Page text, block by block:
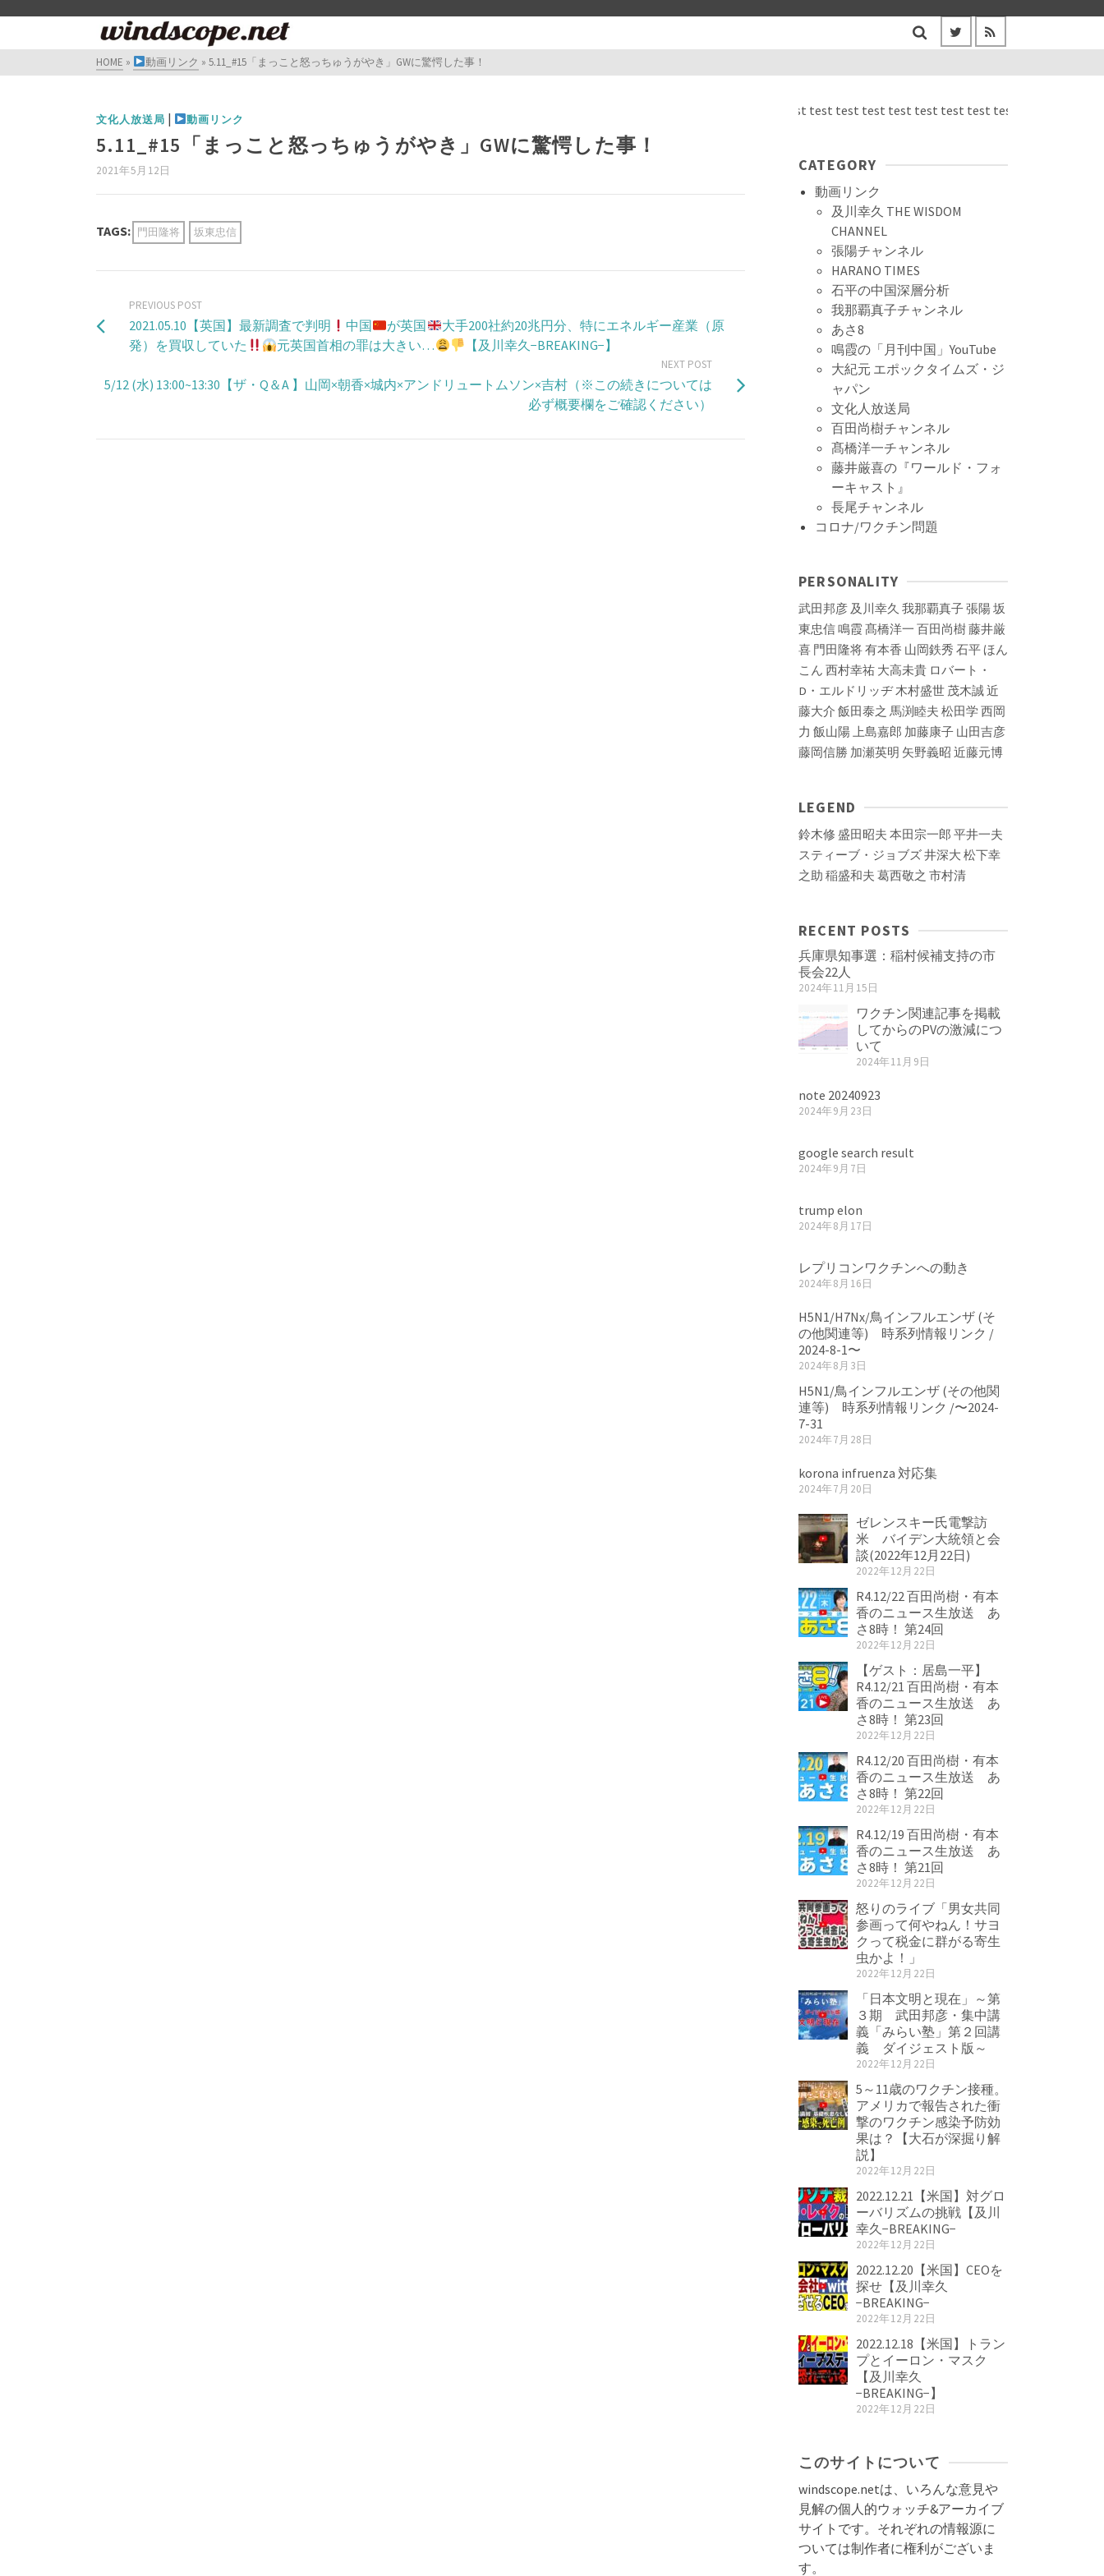
HOME » 動画リンク » 5.11_#15「まっこと怒っちゅうがやき」GWに驚愕した事！
文化人放送局 | 動画リンク
5.11_#15「まっこと怒っちゅうがやき」GWに驚愕した事！
2021年5月12日
TAGS: 門田隆将 坂東忠信
PREVIOUS POST
2021.05.10【英国】最新調査で判明 中国 が英国
大手200社約20兆円分、特にエネルギー産業（原
発）を買収していた
元英国首相の罪は大きい… 【及川幸久−BREAKING−】
NEXT POST
5/12 (水) 13:00~13:30【ザ・Q＆A 】山岡×朝香×城内×アンドリュートムソン×吉村（※この続きについては
必ず概要欄をご確認ください）
test test test test test test test test test test test test test test test test
CATEGORY
動画リンク
及川幸久 THE WISDOM
CHANNEL
張陽チャンネル
HARANO TIMES
石平の中国深層分析
我那覇真子チャンネル
あさ8
鳴霞の「月刊中国」YouTube
大紀元 エポックタイムズ・ジ
ャパン
文化人放送局
百田尚樹チャンネル
髙橋洋一チャンネル
藤井厳喜の『ワールド・フォ
ーキャスト』
長尾チャンネル
コロナ/ワクチン問題
PERSONALITY
武田邦彦 及川幸久 我那覇真子張陽坂
東忠信鳴霞 髙橋洋一 百田尚樹藤井厳
喜 門田隆将有本香 山岡鉄秀 石平 ほん
こん 西村幸祐 大高未貴 ロバート・
D・エルドリッヂ木村盛世 茂木誠近
藤大介 飯田泰之 馬渕睦夫 松田学 西岡
力 飯山陽上島嘉郎 加藤康子 山田吉彦
藤岡信勝 加瀬英明 矢野義昭 近藤元博
LEGEND
鈴木修 盛田昭夫 本田宗一郎 平井一夫
スティーブ・ジョブズ井深大 松下幸
之助 稲盛和夫 葛西敬之 市村清
RECENT POSTS
兵庫県知事選：稲村候補支持の市
長会22人
2024年11月15日
ワクチン関連記事を掲載
してからのPVの激減につ
いて
2024年11月9日
note 20240923
2024年9月23日
google search result
2024年9月7日
trump elon
2024年8月17日
レプリコンワクチンへの動き
2024年8月16日
H5N1/H7Nx/鳥インフルエンザ (そ
の他関連等) 時系列情報リンク /
2024-8-1〜
2024年8月3日
H5N1/鳥インフルエンザ (その他関
連等) 時系列情報リンク /〜2024-
7-31
2024年7月28日
korona infruenza 対応集
2024年7月20日
ゼレンスキー氏電撃訪
米 バイデン大統領と会
談(2022年12月22日)
2022年12月22日
R4.12/22 百田尚樹・有本
香のニュース生放送 あ
さ8時！ 第24回
2022年12月22日
【ゲスト：居島一平】
R4.12/21 百田尚樹・有本
香のニュース生放送 あ
さ8時！ 第23回
2022年12月22日
R4.12/20 百田尚樹・有本
香のニュース生放送 あ
さ8時！ 第22回
2022年12月22日
R4.12/19 百田尚樹・有本
香のニュース生放送 あ
さ8時！ 第21回
2022年12月22日
怒りのライブ「男女共同
参画って何やねん！サヨ
クって税金に群がる寄生
虫かよ！」
2022年12月22日
「日本文明と現在」～第
３期 武田邦彦・集中講
義「みらい塾」第２回講
義 ダイジェスト版～
2022年12月22日
5～11歳のワクチン接種。
アメリカで報告された衝
撃のワクチン感染予防効
果は？【大石が深掘り解
説】
2022年12月22日
2022.12.21【米国】対グロ
ーバリズムの挑戦【及川
幸久−BREAKING−
2022年12月22日
2022.12.20【米国】CEOを
探せ【及川幸久
−BREAKING−
2022年12月22日
2022.12.18【米国】トラン
プとイーロン・マスク
【及川幸久
−BREAKING−】
2022年12月22日
このサイトについて
windscope.netは、いろんな意見や
見解の個人的ウォッチ&アーカイブ
サイトです。それぞれの情報源に
ついては制作者に権利がございま
す。